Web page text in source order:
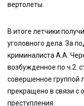
вертолеты.
В итоге летчики
уголовного дела. За
криминалиста А.А.
возбужденное по ч.2.
совершенное группой
прекращено в связи с
преступления.